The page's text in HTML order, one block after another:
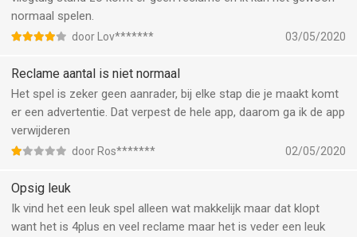
normaal spelen.
door Lov******* 03/05/2020
Reclame aantal is niet normaal
Het spel is zeker geen aanrader, bij elke stap die je maakt komt
er een advertentie. Dat verpest de hele app, daarom ga ik de app
verwijderen
door Ros******* 02/05/2020
Opsig leuk
Ik vind het een leuk spel alleen wat makkelijk maar dat klopt
want het is 4plus en veel reclame maar het is veder een leuk